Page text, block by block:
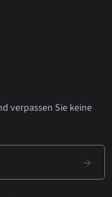
verpassen Sie keine